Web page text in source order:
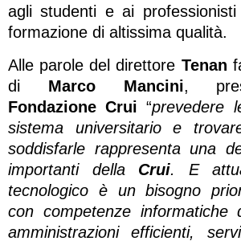
agli studenti e ai
formazione di altissima qualità.
Alle parole del direttore Tenan
di Marco Mancini,
Fondazione Crui “prevedere
sistema universitario e
soddisfarle rappresenta una
importanti della Crui. E
tecnologico è un bisogno
con competenze informatiche
amministrazioni efficienti,